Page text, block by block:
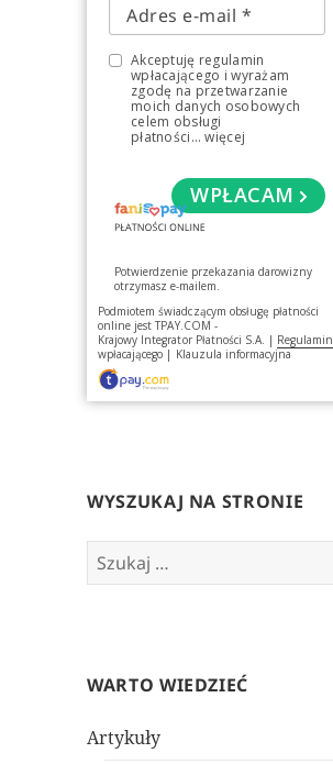
Akceptuję regulamin
wpłacającego i wyrażam
zgodę na przetwarzanie
moich danych osobowych
celem obsługi
płatności... więcej
WPŁACAM
Potwierdzenie przekazania darowizny
otrzymasz e-mailem.
Podmiotem świadczącym obsługę płatności
online jestTPAY.COM -
Krajowy Integrator Płatności S.A. | Regulamin
wpłacającego | Klauzula informacyjna
WYSZUKAJ NA STRONIE
Szukaj:
WARTO WIEDZIEĆ
Artykuły